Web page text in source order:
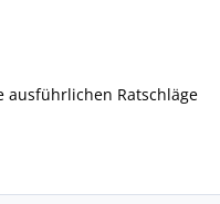
ausführlichen Ratschläge